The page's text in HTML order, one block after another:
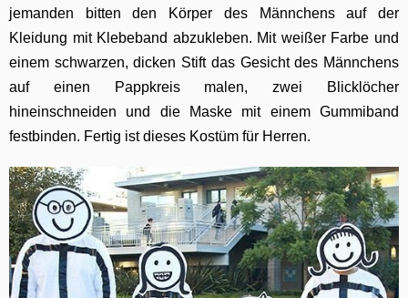
jemanden bitten den Körper des Männchens auf der
Kleidung mit Klebeband abzukleben. Mit weißer Farbe und
einem schwarzen, dicken Stift das Gesicht des Männchens
auf einen Pappkreis malen, zwei Blicklöcher
hineinschneiden und die Maske mit einem Gummiband
festbinden. Fertig ist dieses Kostüm für Herren.